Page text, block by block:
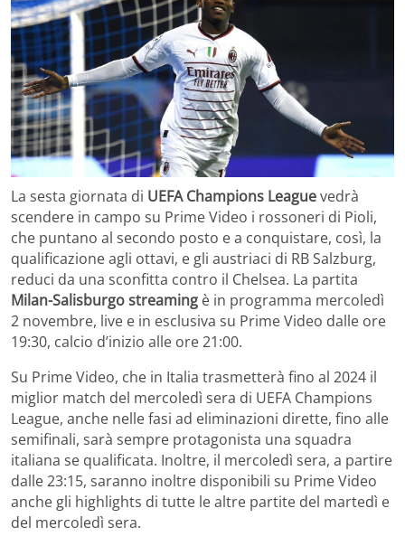
La sesta giornata di UEFA Champions Leaguevedrà
scendere in campo su Prime Video i rossoneri di Pioli,
che puntano al secondo posto e a conquistare, così, la
qualificazione agli ottavi, e gli austriaci di RB Salzburg,
reduci da una sconfitta contro il Chelsea. La partita
Milan-Salisburgo streaming è in programma mercoledì
2 novembre, live e in esclusiva su Prime Video dalle ore
19:30, calcio d’inizio alle ore 21:00.
Su Prime Video, che in Italia trasmetterà fino al 2024 il
miglior match del mercoledì sera di UEFA Champions
League, anche nelle fasi ad eliminazioni dirette, fino alle
semifinali, sarà sempre protagonista una squadra
italiana se qualificata. Inoltre, il mercoledì sera, a partire
dalle 23:15, saranno inoltre disponibili su Prime Video
anche gli highlights di tutte le altre partite del martedì e
del mercoledì sera.